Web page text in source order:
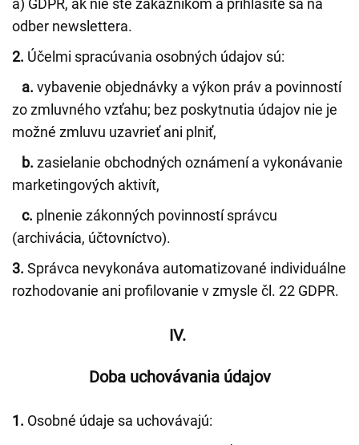
a) GDPR, ak nie ste zákazníkom a prihlásite sa na
odber newslettera.
2. Účelmi spracúvania osobných údajov sú:
a. vybavenie objednávky a výkon práv a povinností
zo zmluvného vzťahu; bez poskytnutia údajov nie je
možné zmluvu uzavrieť ani plniť,
b. zasielanie obchodných oznámení a vykonávanie
marketingových aktivít,
c. plnenie zákonných povinností správcu
(archivácia, účtovníctvo).
3. Správca nevykonáva automatizované individuálne
rozhodovanie ani profilovanie v zmysle čl. 22 GDPR.
IV.
Doba uchovávania údajov
1. Osobné údaje sa uchovávajú: